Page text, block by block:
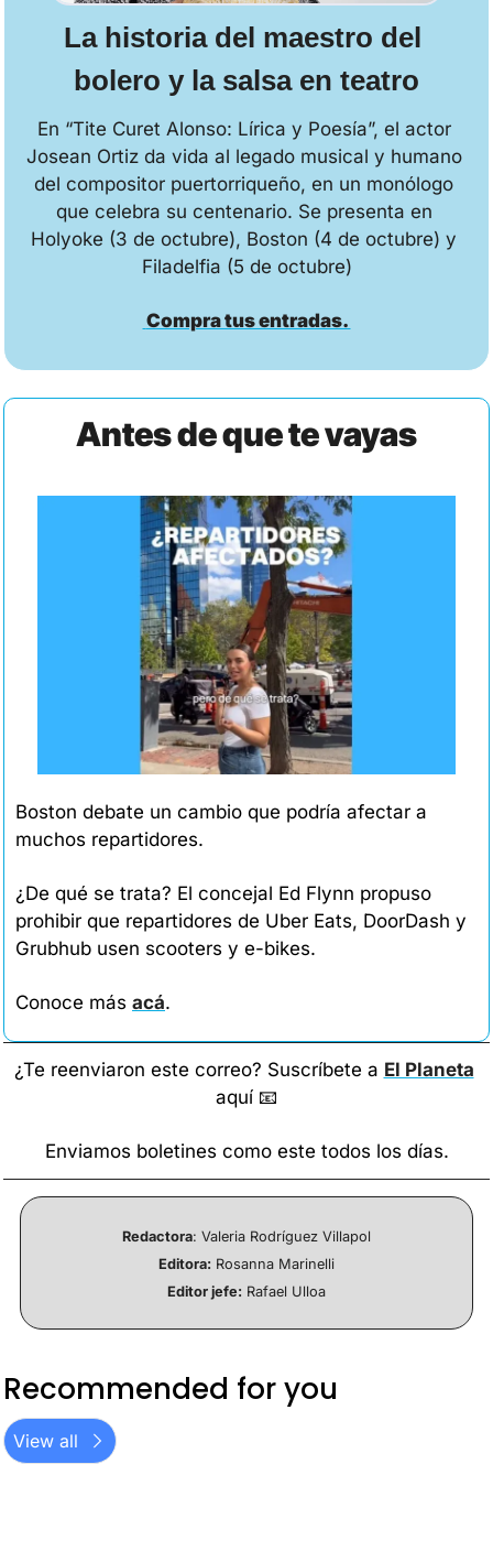
La historia del maestro del
bolero y la salsa en teatro
En “Tite Curet Alonso: Lírica y Poesía”, el actor
Josean Ortiz da vida al legado musical y humano
del compositor puertorriqueño, en un monólogo
que celebra su centenario. Se presenta en
Holyoke (3 de octubre), Boston (4 de octubre) y
Filadelfia (5 de octubre)
Compra tus entradas.
Antes de que te vayas
Boston debate un cambio que podría afectar a
muchos repartidores.
¿De qué se trata? El concejal Ed Flynn propuso
prohibir que repartidores de Uber Eats, DoorDash y
Grubhub usen scooters y e-bikes.
Conoce más acá.
¿Te reenviaron este correo? Suscríbete a El Planeta
aquí 📧
Enviamos boletines como este todos los días.
Redactora: Valeria Rodríguez Villapol
Editora: Rosanna Marinelli
Editor jefe: Rafael Ulloa
Recommended for you
View all